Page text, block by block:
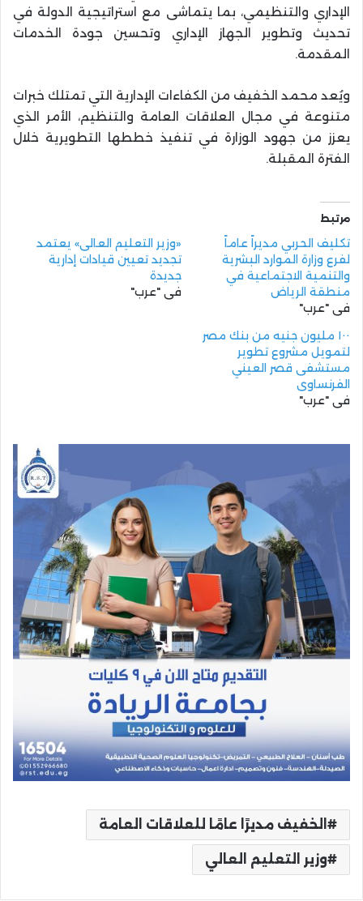
الإداري والتنظيمي، بما يتماشى مع استراتيجية الدولة في
تحديث وتطوير الجهاز الإداري وتحسين جودة الخدمات
المقدمة.
ويُعد محمد الخفيف من الكفاءات الإدارية التي تمتلك خبرات
متنوعة في مجال العلاقات العامة والتنظيم، الأمر الذي
يعزز من جهود الوزارة في تنفيذ خططها التطويرية خلال
الفترة المقبلة.
مرتبط
تكليف الحربي مديراً عاماً
لفرع وزارة الموارد البشرية
والتنمية الاجتماعية في
منطقة الرياض
في "عرب"
«وزير التعليم العالى» يعتمد
تجديد تعيين قيادات إدارية
جديدة
في "عرب"
١٠٠ مليون جنيه من بنك مصر
لتمويل مشروع تطوير
مستشفى قصر العيني
الفرنساوي
في "عرب"
الخفيف مديرًا عامًا للعلاقات العامة
وزير التعليم العالي